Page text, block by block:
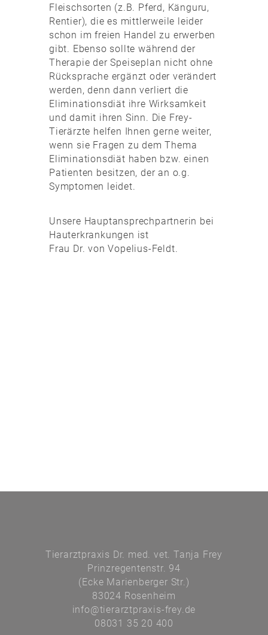
Fleischsorten (z.B. Pferd, Känguru,
Rentier), die es mittlerweile leider
schon im freien Handel zu erwerben
gibt. Ebenso sollte während der
Therapie der Speiseplan nicht ohne
Rücksprache ergänzt oder verändert
werden, denn dann verliert die
Eliminationsdiät ihre Wirksamkeit
und damit ihren Sinn. Die Frey-
Tierärzte helfen Ihnen gerne weiter,
wenn sie Fragen zu dem Thema
Eliminationsdiät haben bzw. einen
Patienten besitzen, der an o.g.
Symptomen leidet.
Unsere Hauptansprechpartnerin bei
Hauterkrankungen ist
Frau Dr. von Vopelius-Feldt.
Tierarztpraxis Dr. med. vet. Tanja Frey
Prinzregentenstr. 94
(Ecke Marienberger Str.)
83024 Rosenheim
info@tierarztpraxis-frey.de
08031 35 20 400